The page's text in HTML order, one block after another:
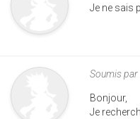
Je ne sais
Soumis par
Bonjour,
Je